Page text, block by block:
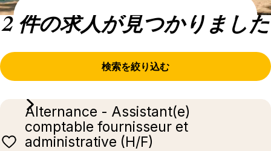
2 件の求人が見つかりました
検索を絞り込む
Alternance - Assistant(e)
comptable fournisseur et
administrative (H/F)